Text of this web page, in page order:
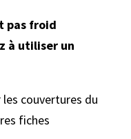
pas froid
à utiliser un
couvertures du
fiches